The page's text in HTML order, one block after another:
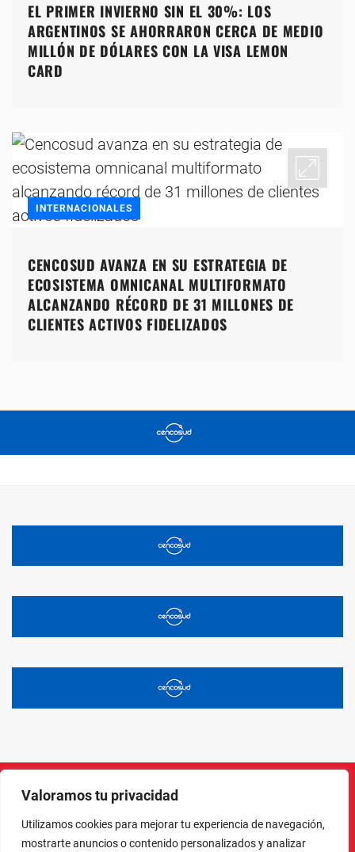
Valoramos tu privacidad
Utilizamos cookies para mejorar tu experiencia de navegación,
mostrarte anuncios o contenido personalizados y analizar
EL PRIMER INVIERNO SIN EL 30%: LOS
ARGENTINOS SE AHORRARON CERCA DE MEDIO
MILLÓN DE DÓLARES CON LA VISA LEMON
CARD
INTERNACIONALES
CENCOSUD AVANZA EN SU ESTRATEGIA DE
ECOSISTEMA OMNICANAL MULTIFORMATO
ALCANZANDO RÉCORD DE 31 MILLONES DE
CLIENTES ACTIVOS FIDELIZADOS
InstagramFacebook
X